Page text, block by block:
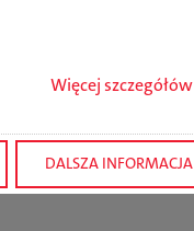
Więcej szczegółów
DALSZA INFORMACJA